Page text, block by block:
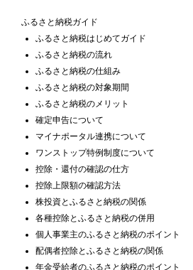
ふるさと納税ガイド
ふるさと納税はじめてガイド
ふるさと納税の流れ
ふるさと納税の仕組み
ふるさと納税の対象期間
ふるさと納税のメリット
確定申告について
マイナポータル連携について
ワンストップ特例制度について
控除・還付の確認の仕方
控除上限額の確認方法
株投資とふるさと納税の関係
各種控除とふるさと納税の併用
個人事業主のふるさと納税のポイント
配偶者控除とふるさと納税の関係
年金受給者のふるさと納税のポイント